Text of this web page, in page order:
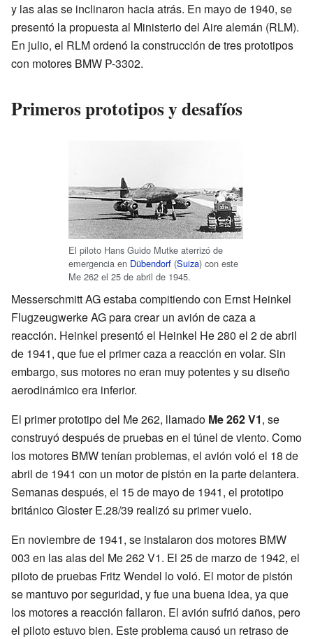
y las alas se inclinaron hacia atrás. En mayo de 1940, se
presentó la propuesta al Ministerio del Aire alemán (RLM).
En julio, el RLM ordenó la construcción de tres prototipos
con motores BMW P-3302.
Primeros prototipos y desafíos
El piloto Hans Guido Mutke aterrizó de
emergencia en Dübendorf (Suiza) con este
Me 262 el 25 de abril de 1945.
Messerschmitt AG estaba compitiendo con Ernst Heinkel
Flugzeugwerke AG para crear un avión de caza a
reacción. Heinkel presentó el Heinkel He 280 el 2 de abril
de 1941, que fue el primer caza a reacción en volar. Sin
embargo, sus motores no eran muy potentes y su diseño
aerodinámico era inferior.
El primer prototipo del Me 262, llamado Me 262 V1, se
construyó después de pruebas en el túnel de viento. Como
los motores BMW tenían problemas, el avión voló el 18 de
abril de 1941 con un motor de pistón en la parte delantera.
Semanas después, el 15 de mayo de 1941, el prototipo
británico Gloster E.28/39 realizó su primer vuelo.
En noviembre de 1941, se instalaron dos motores BMW
003 en las alas del Me 262 V1. El 25 de marzo de 1942, el
piloto de pruebas Fritz Wendel lo voló. El motor de pistón
se mantuvo por seguridad, y fue una buena idea, ya que
los motores a reacción fallaron. El avión sufrió daños, pero
el piloto estuvo bien. Este problema causó un retraso de